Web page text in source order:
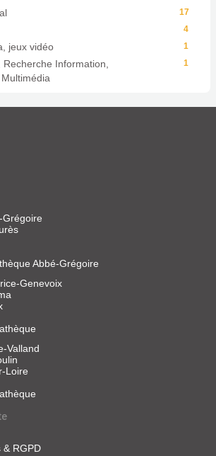
17
4
1
jeux vidéo
1
Information,
Grégoire
Abbé-Grégoire
Genevoix
Valland
Loire
& RGPD